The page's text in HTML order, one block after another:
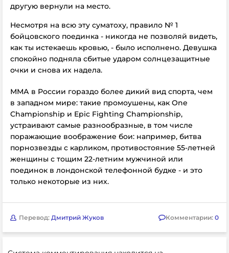
другую вернули на место.
Несмотря на всю эту суматоху, правило № 1
бойцовского поединка - никогда не позволяй видеть,
как ты истекаешь кровью, - было исполнено. Девушка
спокойно подняла сбитые ударом солнцезащитные
очки и снова их надела.
ММА в России гораздо более дикий вид спорта, чем
в западном мире: такие промоушены, как One
Championship и Epic Fighting Championship,
устраивают самые разнообразные, в том числе
поражающие воображение бои: например, битва
порнозвезды с карликом, противостояние 55-летней
женщины с тощим 22-летним мужчиной или
поединок в лондонской телефонной будке - и это
только некоторые из них.
Перевод: Дмитрий Жуков Комментарии: 0